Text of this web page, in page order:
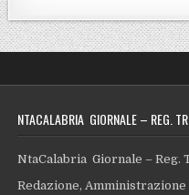
NTACALABRIA GIORNALE – REG.
NtaCalabria Giornale – Reg.
Redazione,